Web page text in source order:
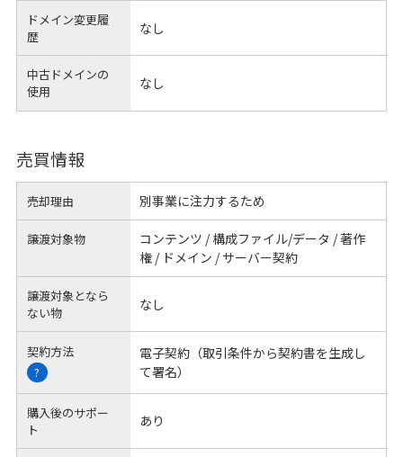
ドメイン変更履
歴
なし
中古ドメインの
使用
なし
売買情報
売却理由 別事業に注力するため
譲渡対象物
コンテンツ / 構成ファイル/データ / 著作
権 / ドメイン / サーバー契約
譲渡対象となら
ない物
なし
契約方法
?
電子契約（取引条件から契約書を生成し
て署名）
購入後のサポー
ト
あり